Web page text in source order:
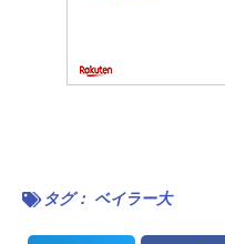
タグ： ベイラー大